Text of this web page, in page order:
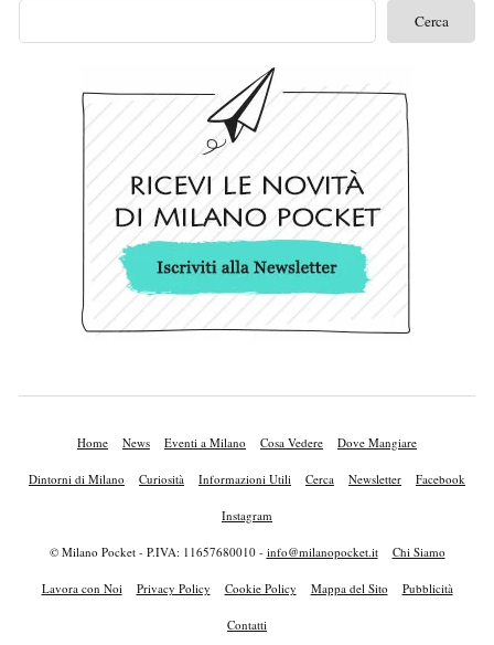
Home News Eventi a Milano Cosa Vedere Dove Mangiare
Dintorni di Milano Curiosità Informazioni Utili Cerca Newsletter Facebook
Instagram
© Milano Pocket - P.IVA: 11657680010 - info@milanopocket.it Chi Siamo
Lavora con Noi Privacy Policy Cookie Policy Mappa del Sito Pubblicità
Contatti